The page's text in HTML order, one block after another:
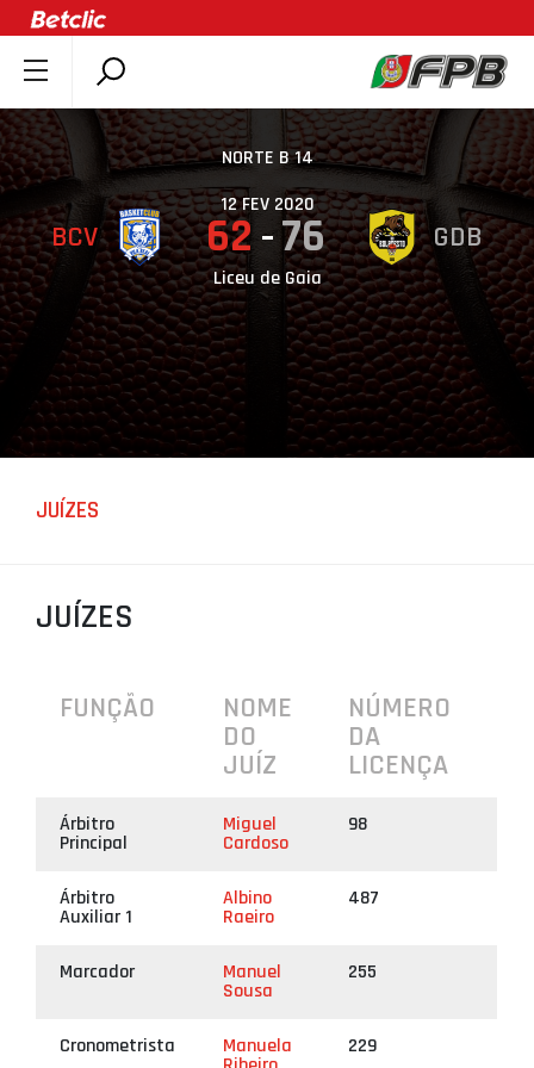
SOBRE A FPB
DOCUMENTOS
ÚLTIMAS
COMPETIÇÕES
ASSOCIAÇÕES
CLUBES
AGENTES
AGENDA
SELEÇÕES
ÁREA TÉCNICA
LIGA BETCLIC MASCULINA
NORTE B 14
12 FEV 2020
BCV 62 76 GDB
Liceu de Gaia
JUÍZES
JUÍZES
FUNÇÃO
NOME
DO
JUÍZ
NÚMERO
DA
LICENÇA
Árbitro
Principal
Miguel
Cardoso
98
Árbitro
Auxiliar 1
Albino
Raeiro
487
Marcador Manuel
Sousa
255
Cronometrista Manuela 229